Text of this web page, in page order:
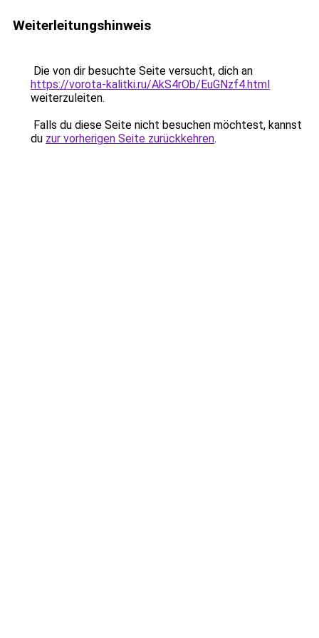
Weiterleitungshinweis
Die von dir besuchte Seite versucht, dich an
https://vorota-kalitki.ru/AkS4rOb/EuGNzf4.html
weiterzuleiten.
Falls du diese Seite nicht besuchen möchtest, kannst
du zur vorherigen Seite zurückkehren.